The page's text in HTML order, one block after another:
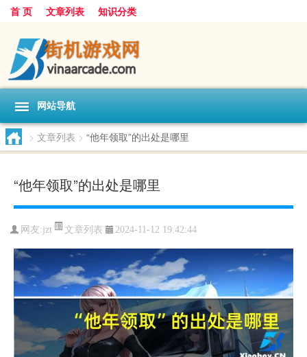
首 页 文章列表 知识分类
网站导航
> 文章列表 > “他年领取”的出处是哪里
“他年领取”的出处是哪里
网友:jzt 文章列表 2024-11-12 19:42:44